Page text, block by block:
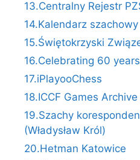
13.Centralny Rejestr
14.Kalendarz szachowy
15.Świętokrzyski
16.Celebrating 60
17.iPlayooChess
18.ICCF Games Archive
19.Szachy
(Władysław Król)
20.Hetman Katowice